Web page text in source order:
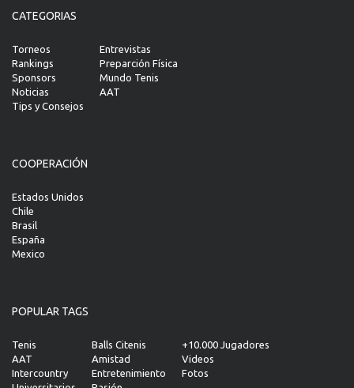
CATEGORIAS
Torneos
Rankings
Sponsors
Noticias
Tips y Consejos
Entrevistas
Preparción Física
Mundo Tenis
AAT
COOPERACIÓN
Estados Unidos
Chile
Brasil
España
Mexico
POPULAR TAGS
Tenis
AAT
Intercountry
Balls Citenis
Amistad
Entretenimiento
+10.000 Jugadores
Videos
Fotos